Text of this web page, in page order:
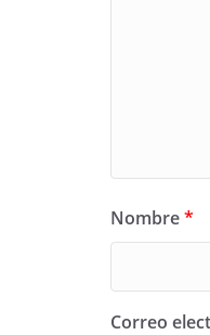
Nombre*
Correo